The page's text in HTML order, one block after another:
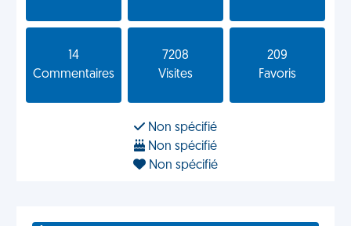
14
Commentaires
7208
Visites
209
Favoris
Non spécifié
Non spécifié
Non spécifié